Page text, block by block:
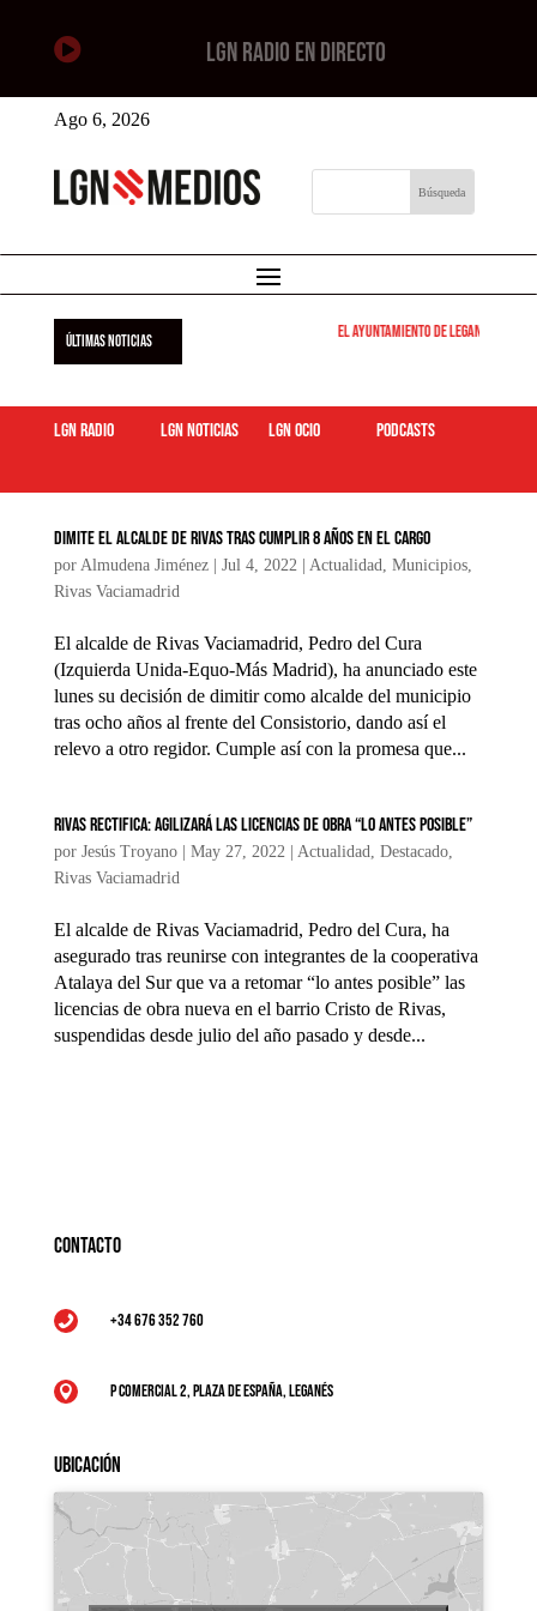
 LGN RADIO EN DIRECTO
Ago 6, 2026
ÚLTIMAS NOTICIAS El Ayuntamiento de Leganés pone
LGN Radio LGN Noticias LGN ocio podcasts
Dimite el alcalde de Rivas tras cumplir 8 años en el cargo
por Almudena Jiménez| Jul 4, 2022| Actualidad, Municipios,
Rivas Vaciamadrid
El alcalde de Rivas Vaciamadrid, Pedro del Cura
(Izquierda Unida-Equo-Más Madrid), ha anunciado este
lunes su decisión de dimitir como alcalde del municipio
tras ocho años al frente del Consistorio, dando así el
relevo a otro regidor. Cumple así con la promesa que...
Rivas rectifica: agilizará las licencias de obra “lo antes posible”
por Jesús Troyano| May 27, 2022| Actualidad, Destacado,
Rivas Vaciamadrid
El alcalde de Rivas Vaciamadrid, Pedro del Cura, ha
asegurado tras reunirse con integrantes de la cooperativa
Atalaya del Sur que va a retomar “lo antes posible” las
licencias de obra nueva en el barrio Cristo de Rivas,
suspendidas desde julio del año pasado y desde...
Contacto
 +34 676 352 760
 P Comercial 2, Plaza de España, Leganés
Ubicación